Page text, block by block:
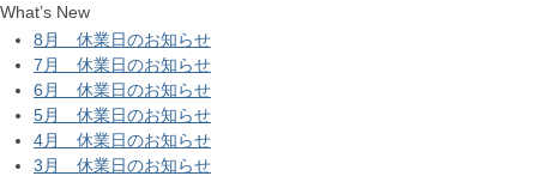
What’s New
8月 休業日のお知らせ
7月 休業日のお知らせ
6月 休業日のお知らせ
5月 休業日のお知らせ
4月 休業日のお知らせ
3月 休業日のお知らせ